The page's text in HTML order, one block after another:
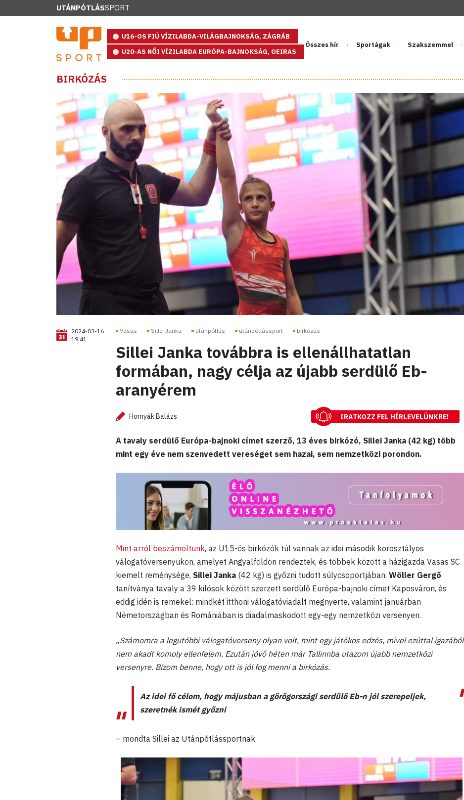
UTÁNPÓTLÁSSPORT
U16-OS FIÚ VÍZILABDA-VILÁGBAJNOKSÁG, ZÁGRÁB
U20-AS NŐI VÍZILABDA EURÓPA-BAJNOKSÁG, OEIRAS
Összes hír Sportágak Szakszemmel
BIRKÓZÁS
2024-03-16
19:41
Vasas Sillei Janka utánpótlás utánpótlássport birkózás
Sillei Janka továbbra is ellenállhatatlan
formában, nagy célja az újabb serdülő Eb-
aranyérem
Hornyák Balázs IRATKOZZ FEL HÍRLEVELÜNKRE!
A tavaly serdülő Európa-bajnoki címet szerző, 13 éves birkózó, Sillei Janka (42 kg) több
mint egy éve nem szenvedett vereséget sem hazai, sem nemzetközi porondon.
Mint arról beszámoltunk, az U15-ös birkózók túl vannak az idei második korosztályos
válogatóversenyükön, amelyet Angyalföldön rendeztek, és többek között a házigazda Vasas SC
kiemelt reménysége, Sillei Janka (42 kg) is győzni tudott súlycsoportjában. Wöller Gergő
tanítványa tavaly a 39 kilósok között szerzett serdülő Európa-bajnoki címet Kaposváron, és
eddig idén is remekel: mindkét itthoni válogatóviadalt megnyerte, valamint januárban
Németországban és Romániában is diadalmaskodott egy-egy nemzetközi versenyen.
„Számomra a legutóbbi válogatóverseny olyan volt, mint egy játékos edzés, mivel ezúttal igazából
nem akadt komoly ellenfelem. Ezután jövő héten már Tallinnba utazom újabb nemzetközi
versenyre. Bízom benne, hogy ott is jól fog menni a birkózás.
Az idei fő célom, hogy májusban a görögországi serdülő Eb-n jól szerepeljek,
szeretnék ismét győzni
– mondta Sillei az Utánpótlássportnak.